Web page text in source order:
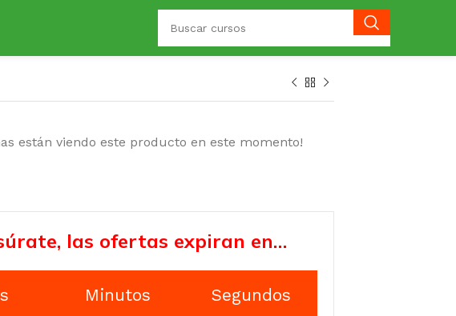
están viendo este producto en este momento!
las ofertas expiran en…
Minutos Segundos